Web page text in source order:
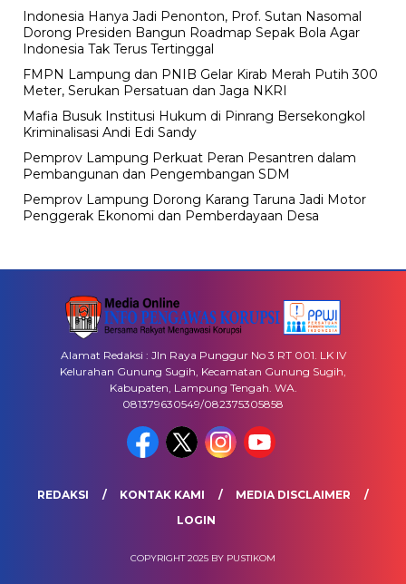
Indonesia Hanya Jadi Penonton, Prof. Sutan Nasomal
Dorong Presiden Bangun Roadmap Sepak Bola Agar
Indonesia Tak Terus Tertinggal
FMPN Lampung dan PNIB Gelar Kirab Merah Putih 300
Meter, Serukan Persatuan dan Jaga NKRI
Mafia Busuk Institusi Hukum di Pinrang Bersekongkol
Kriminalisasi Andi Edi Sandy
Pemprov Lampung Perkuat Peran Pesantren dalam
Pembangunan dan Pengembangan SDM
Pemprov Lampung Dorong Karang Taruna Jadi Motor
Penggerak Ekonomi dan Pemberdayaan Desa
Alamat Redaksi : Jln Raya Punggur No 3 RT 001. LK IV
Kelurahan Gunung Sugih, Kecamatan Gunung Sugih,
Kabupaten, Lampung Tengah. WA.
081379630549/082375305858
REDAKSI KONTAK KAMI
MEDIA DISCLAIMER
LOGIN
COPYRIGHT 2025 BY PUSTIKOM